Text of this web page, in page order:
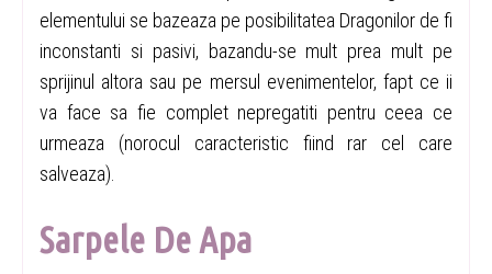
elementului se bazeaza pe posibilitatea Dragonilor de fi
inconstanti si pasivi, bazandu-se mult prea mult pe
sprijinul altora sau pe mersul evenimentelor, fapt ce ii
va face sa fie complet nepregatiti pentru ceea ce
urmeaza (norocul caracteristic fiind rar cel care
salveaza).
Sarpele De Apa